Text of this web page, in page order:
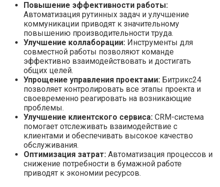
Повышение эффективности работы:
Автоматизация рутинных задач и улучшение
коммуникации приводят к значительному
повышению производительности труда.
Улучшение коллаборации: Инструменты для
совместной работы позволяют команде
эффективно взаимодействовать и достигать
общих целей.
Упрощение управления проектами: Битрикс24
позволяет контролировать все этапы проекта и
своевременно реагировать на возникающие
проблемы.
Улучшение клиентского сервиса: CRM-система
помогает отслеживать взаимодействие с
клиентами и обеспечивать высокое качество
обслуживания.
Оптимизация затрат: Автоматизация процессов и
снижение потребности в бумажной работе
приводят к экономии ресурсов.